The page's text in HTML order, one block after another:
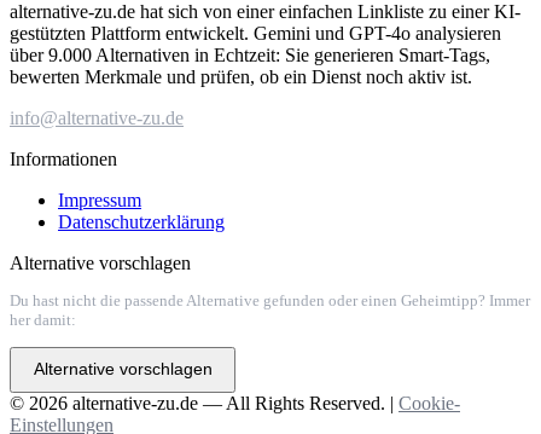
alternative-zu.de hat sich von einer einfachen Linkliste zu einer KI-
gestützten Plattform entwickelt. Gemini und GPT-4o analysieren
über 9.000 Alternativen in Echtzeit: Sie generieren Smart-Tags,
bewerten Merkmale und prüfen, ob ein Dienst noch aktiv ist.
info@alternative-zu.de
Informationen
Impressum
Datenschutzerklärung
Alternative vorschlagen
Du hast nicht die passende Alternative gefunden oder einen Geheimtipp? Immer
her damit:
Alternative vorschlagen
© 2026 alternative-zu.de — All Rights Reserved. | Cookie-
Einstellungen